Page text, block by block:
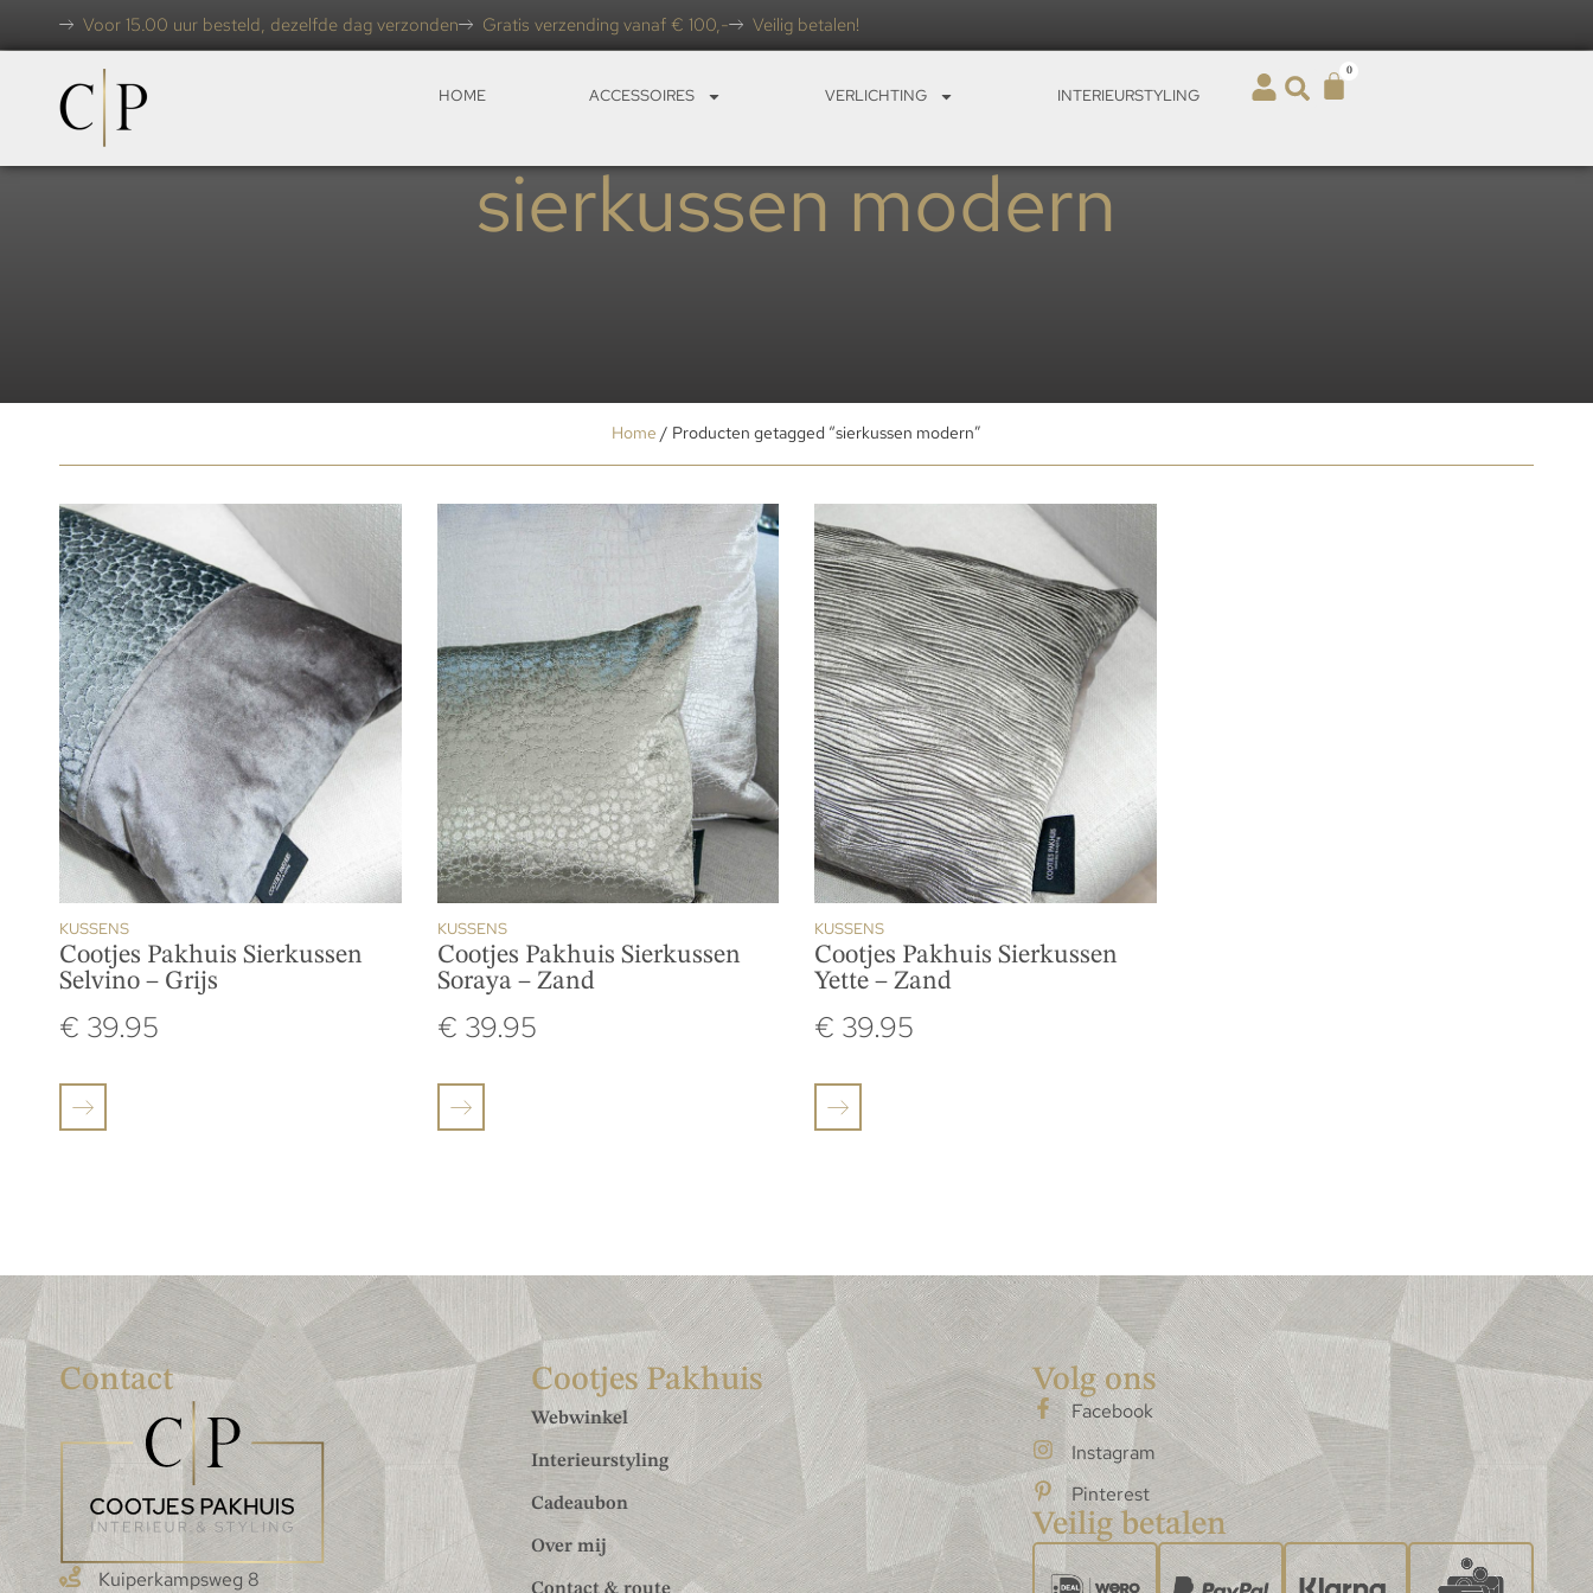
Voor 15.00 uur besteld, dezelfde dag verzonden Gratis verzending vanaf € 100,- Veilig betalen!
HOME ACCESSOIRES VERLICHTING INTERIEURSTYLING
0
sierkussen modern
Home / Producten getagged “sierkussen modern”
KUSSENS
Cootjes Pakhuis Sierkussen
Selvino – Grijs
€ 39.95
KUSSENS
Cootjes Pakhuis Sierkussen
Soraya – Zand
€ 39.95
KUSSENS
Cootjes Pakhuis Sierkussen
Yette – Zand
€ 39.95
Contact
Kuiperkampsweg 8
Cootjes Pakhuis
Webwinkel
Interieurstyling
Cadeaubon
Over mij
Volg ons
Facebook
Instagram
Pinterest
Veilig betalen